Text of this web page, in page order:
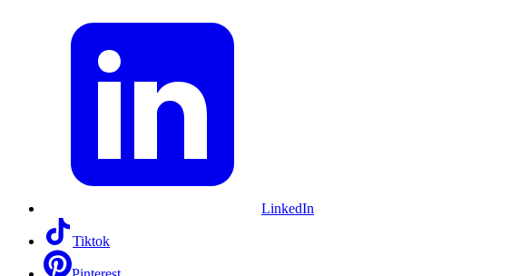
LinkedIn
Tiktok